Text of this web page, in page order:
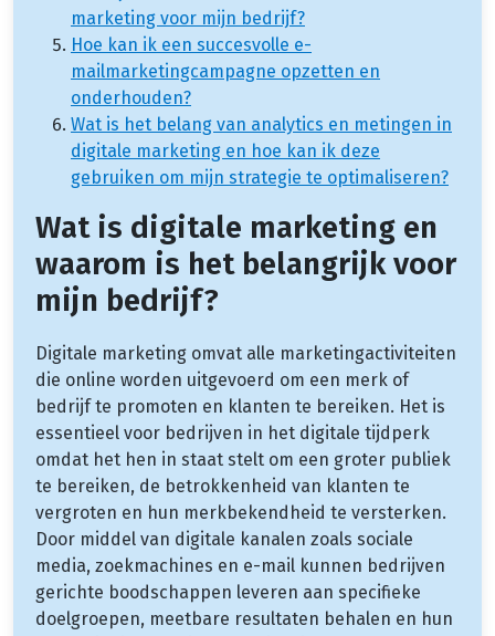
marketing voor mijn bedrijf?
Hoe kan ik een succesvolle e-
mailmarketingcampagne opzetten en
onderhouden?
Wat is het belang van analytics en metingen in
digitale marketing en hoe kan ik deze
gebruiken om mijn strategie te optimaliseren?
Wat is digitale marketing en
waarom is het belangrijk voor
mijn bedrijf?
Digitale marketing omvat alle marketingactiviteiten
die online worden uitgevoerd om een merk of
bedrijf te promoten en klanten te bereiken. Het is
essentieel voor bedrijven in het digitale tijdperk
omdat het hen in staat stelt om een groter publiek
te bereiken, de betrokkenheid van klanten te
vergroten en hun merkbekendheid te versterken.
Door middel van digitale kanalen zoals sociale
media, zoekmachines en e-mail kunnen bedrijven
gerichte boodschappen leveren aan specifieke
doelgroepen, meetbare resultaten behalen en hun